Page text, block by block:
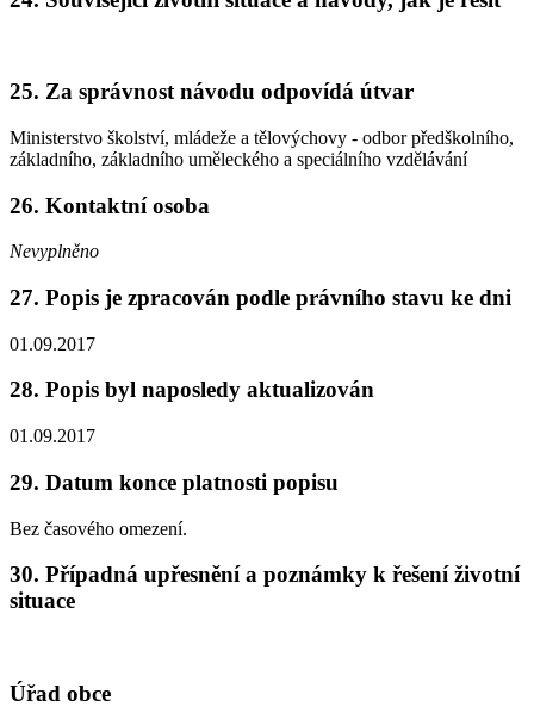
25. Za správnost návodu odpovídá útvar
Ministerstvo školství, mládeže a tělovýchovy - odbor předškolního,
základního, základního uměleckého a speciálního vzdělávání
26. Kontaktní osoba
Nevyplněno
27. Popis je zpracován podle právního stavu ke dni
01.09.2017
28. Popis byl naposledy aktualizován
01.09.2017
29. Datum konce platnosti popisu
Bez časového omezení.
30. Případná upřesnění a poznámky k řešení životní
situace
Úřad obce